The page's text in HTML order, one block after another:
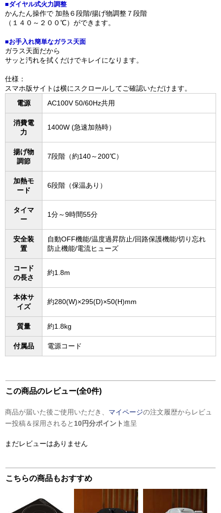
■ダイヤル式火力調整
かんたん操作で 加熱６段階/揚げ物調整７段階
（１４０～２００℃）ができます。
■お手入れ簡単なガラス天面
ガラス天面だから
サッと汚れを拭くだけでキレイになります。
仕様：
スマホ版サイトは横にスクロールしてご確認いただけます。
電源
AC100V 50/60Hz共用
消費電
力
1400W (急速加熱時）
揚げ物
調節
7段階（約140～200℃）
加熱モ
ード
6段階（保温あり）
タイマ
ー
1分～9時間55分
安全装
置
自動OFF機能/温度過昇防止/回路保護機能/切り忘れ
防止機能/電流ヒューズ
コード
の長さ
約1.8m
本体サ
イズ
約280(W)×295(D)×50(H)mm
質量 約1.8kg
付属品 電源コード
この商品のレビュー(全0件)
商品が届いた後ご使用いただき、 マイページの注文履歴からレビュ
ー投稿＆採用されると 10円分ポイント進呈
まだレビューはありません
こちらの商品もおすすめ